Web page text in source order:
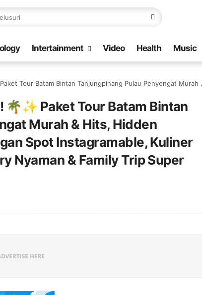
Intertainment Video Health Music
Murah & Hits, Hidden Paradise Favorit TikTok dengan Spot Instagramable, Kuliner Melayu, Healing Sunset, Ferry Nyaman & Family Trip Super Seru 🚢🌊
🌴✨ Paket Tour Batam Bintan
Murah & Hits, Hidden
Spot Instagramable, Kuliner
Nyaman & Family Trip Super